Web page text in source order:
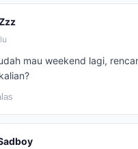
mau weekend lagi,